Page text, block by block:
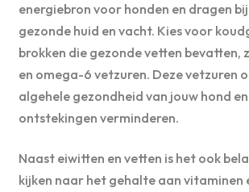
energiebron voor honden en dragen
gezonde huid en vacht. Kies voor
brokken die gezonde vetten bevatten,
en omega-6 vetzuren. Deze vetzuren
algehele gezondheid van jouw hond
ontstekingen verminderen.
Naast eiwitten en vetten is het ook
kijken naar het gehalte aan vitaminen